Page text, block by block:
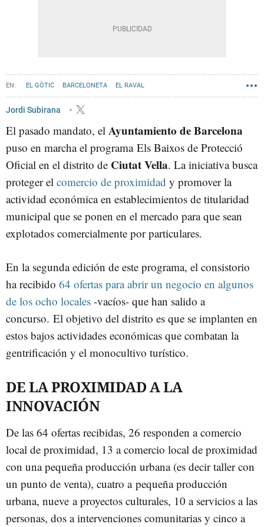
EL GÒTIC BARCELONETA EL RAVAL
LA RIBERA, SANT PERE Y SANTA CATERINA
AYUNTAMIENTO DE BARCELONA
Jordi Subirana
El pasado mandato, el Ayuntamiento de Barcelona
puso en marcha el programa Els Baixos de Protecció
Oficial en el distrito de Ciutat Vella. La iniciativa busca
proteger el comercio de proximidad y promover la
actividad económica en establecimientos de titularidad
municipal que se ponen en el mercado para que sean
explotados comercialmente por particulares.
En la segunda edición de este programa, el consistorio
ha recibido 64 ofertas para abrir un negocio en algunos
de los ocho locales -vacíos- que han salido a
concurso. El objetivo del distrito es que se implanten en
estos bajos actividades económicas que combatan la
gentrificación y el monocultivo turístico.
DE LA PROXIMIDAD A LA
INNOVACIÓN
De las 64 ofertas recibidas, 26 responden a comercio
local de proximidad, 13 a comercio local de proximidad
con una pequeña producción urbana (es decir taller con
un punto de venta), cuatro a pequeña producción
urbana, nueve a proyectos culturales, 10 a servicios a las
personas, dos a intervenciones comunitarias y cinco a